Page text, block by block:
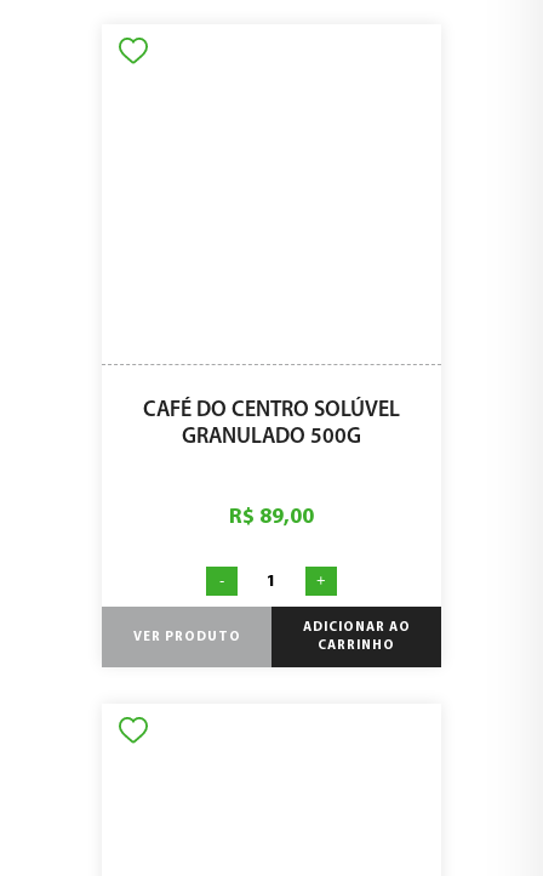
CAFÉ DO CENTRO SOLÚVEL
GRANULADO 500G
R$ 89,00
- +
VER PRODUTO
ADICIONAR AO
CARRINHO